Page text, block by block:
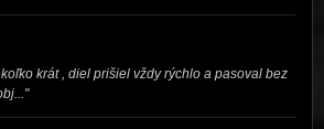
krát , diel prišiel vždy rýchlo a pasoval bez